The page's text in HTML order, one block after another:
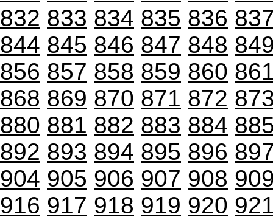
832 833 834 835 836
844 845 846 847 848
856 857 858 859 860
868 869 870 871 872
880 881 882 883 884
892 893 894 895 896
904 905 906 907 908
916 917 918 919 920